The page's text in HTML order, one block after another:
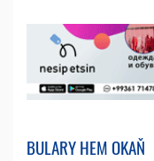
BULARY HEM OKAŇ